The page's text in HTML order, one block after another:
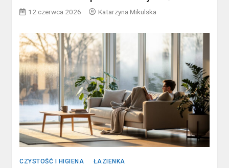
12 czerwca 2026 Katarzyna Mikulska
CZYSTOŚĆ I HIGIENA ŁAZIENKA